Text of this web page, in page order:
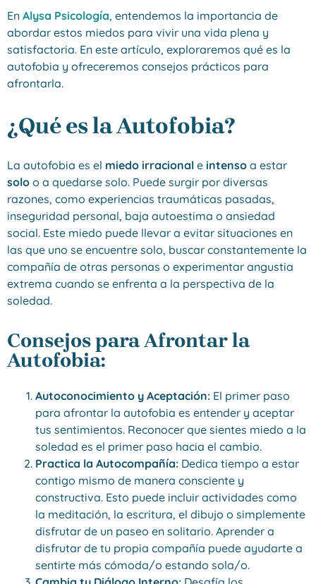
En Alysa Psicología, entendemos la importancia de
abordar estos miedos para vivir una vida plena y
satisfactoria. En este artículo, exploraremos qué es la
autofobia y ofreceremos consejos prácticos para
afrontarla.
¿Qué es la Autofobia?
La autofobia es el miedo irracional e intenso a estar
solo o a quedarse solo. Puede surgir por diversas
razones, como experiencias traumáticas pasadas,
inseguridad personal, baja autoestima o ansiedad
social. Este miedo puede llevar a evitar situaciones en
las que uno se encuentre solo, buscar constantemente la
compañía de otras personas o experimentar angustia
extrema cuando se enfrenta a la perspectiva de la
soledad.
Consejos para Afrontar la
Autofobia:
Autoconocimiento y Aceptación: El primer paso
para afrontar la autofobia es entender y aceptar
tus sentimientos. Reconocer que sientes miedo a la
soledad es el primer paso hacia el cambio.
Practica la Autocompañía: Dedica tiempo a estar
contigo mismo de manera consciente y
constructiva. Esto puede incluir actividades como
la meditación, la escritura, el dibujo o simplemente
disfrutar de un paseo en solitario. Aprender a
disfrutar de tu propia compañía puede ayudarte a
sentirte más cómoda/o estando sola/o.